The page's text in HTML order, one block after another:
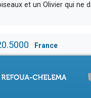
et un Olivier qui ne
France